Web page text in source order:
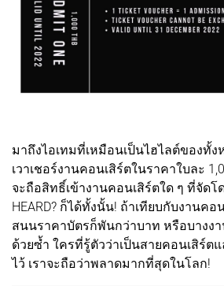
มาถึงไอเทมที่เหมือนเป็นไฮไลต์ของทั้
เวาเชอร์งานคอนเสิร์ตในราคาใบละ
จะถือสิทธิ์เข้างานคอนเสิร์ตใด ๆ ที่จัดโ
HEARD? ก็ได้ทั้งนั้น! ถ้าเทียบกับงานคอ
สนนราคาบัตรก็พันกว่าบาท หรือบางง
ด้วยซ้ำ ใครที่รู้ตัวว่าเป็นสายคอนเสิร์ตแ
ไว้ เราจะถือว่าพลาดมากที่สุดในโลก!